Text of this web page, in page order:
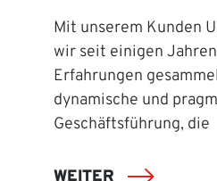
Mit unserem Kunden
wir seit einigen
Erfahrungen
dynamische und
Geschäftsführung, die
WEITER